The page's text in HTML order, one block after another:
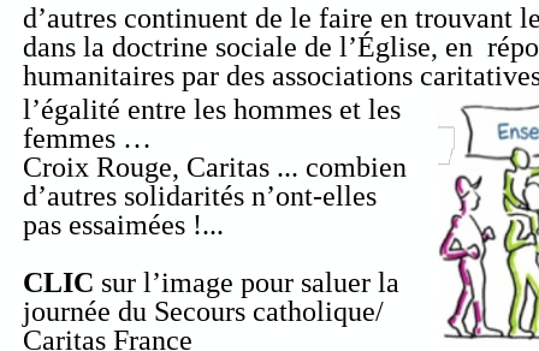
d’autres continuent de le faire en trouvant
dans la doctrine sociale de l’Église, en
humanitaires par des associations
l’égalité entre les hommes et les
femmes …
Croix Rouge, Caritas ... combien
d’autres solidarités n’ont-elles
pas essaimées !...
CLIC sur l’image pour saluer la
journée du Secours catholique/
Caritas France